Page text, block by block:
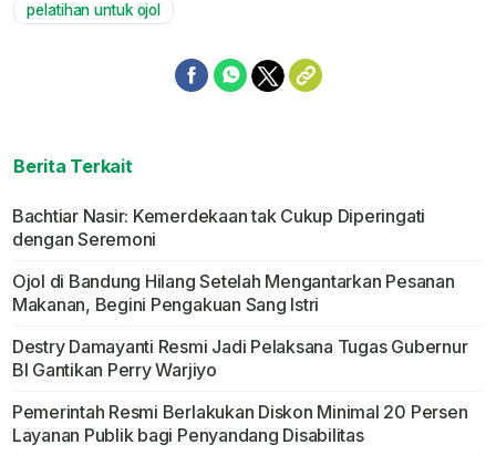
pelatihan untuk ojol
Berita Terkait
Bachtiar Nasir: Kemerdekaan tak Cukup Diperingati
dengan Seremoni
Ojol di Bandung Hilang Setelah Mengantarkan Pesanan
Makanan, Begini Pengakuan Sang Istri
Destry Damayanti Resmi Jadi Pelaksana Tugas Gubernur
BI Gantikan Perry Warjiyo
Pemerintah Resmi Berlakukan Diskon Minimal 20 Persen
Layanan Publik bagi Penyandang Disabilitas